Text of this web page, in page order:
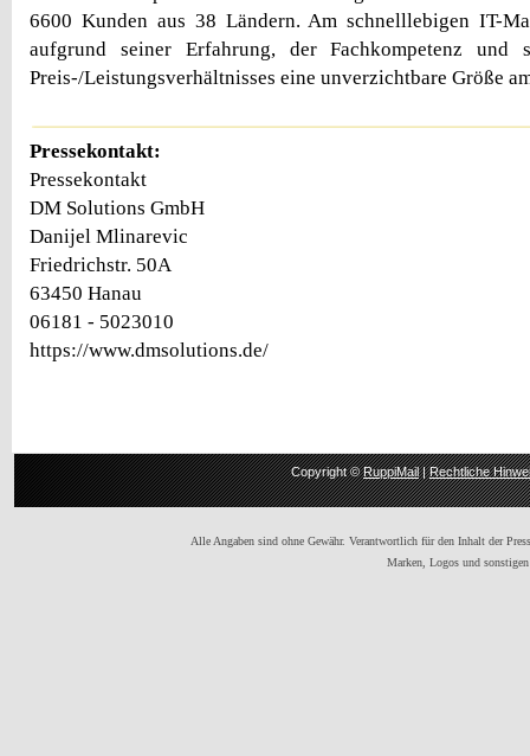
6600 Kunden aus 38 Ländern. Am schnelllebigen IT-
aufgrund seiner Erfahrung, der Fachkompetenz und
Preis-/Leistungsverhältnisses eine unverzichtbare Größe
Pressekontakt:
Pressekontakt
DM Solutions GmbH
Danijel Mlinarevic
Friedrichstr. 50A
63450 Hanau
06181 - 5023010
https://www.dmsolutions.de/
Copyright ©RuppiMail|Rechtliche
Alle Angaben sind ohne Gewähr. Verantwortlich für den Inhalt der
Marken, Logos und